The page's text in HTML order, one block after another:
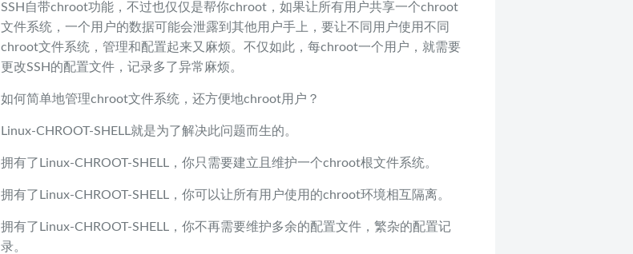
SSH自带chroot功能，不过也仅仅是帮你chroot，如果让所有用户共享一个chroot
文件系统，一个用户的数据可能会泄露到其他用户手上，要让不同用户使用不同
chroot文件系统，管理和配置起来又麻烦。不仅如此，每chroot一个用户，就需要
更改SSH的配置文件，记录多了异常麻烦。
如何简单地管理chroot文件系统，还方便地chroot用户？
Linux-CHROOT-SHELL就是为了解决此问题而生的。
拥有了Linux-CHROOT-SHELL，你只需要建立且维护一个chroot根文件系统。
拥有了Linux-CHROOT-SHELL，你可以让所有用户使用的chroot环境相互隔离。
拥有了Linux-CHROOT-SHELL，你不再需要维护多余的配置文件，繁杂的配置记
录。